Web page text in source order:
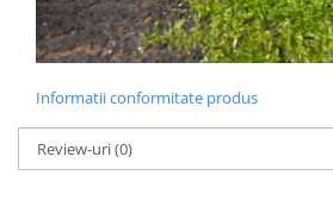
Informatii conformitate produs
Review-uri(0)